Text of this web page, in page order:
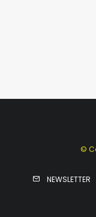
©
NEWSLETTER